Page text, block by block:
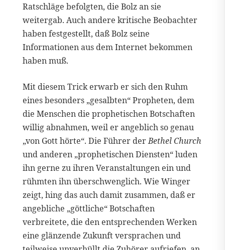
Ratschläge befolgten, die Bolz an sie
weitergab. Auch andere kritische Beobachter
haben festgestellt, daß Bolz seine
Informationen aus dem Internet bekommen
haben muß.
Mit diesem Trick erwarb er sich den Ruhm
eines besonders „gesalbten“ Propheten, dem
die Menschen die prophetischen Botschaften
willig abnahmen, weil er angeblich so genau
„von Gott hörte“. Die Führer derBethel Church
und anderen „prophetischen Diensten“ luden
ihn gerne zu ihren Veranstaltungen ein und
rühmten ihn überschwenglich. Wie Winger
zeigt, hing das auch damit zusammen, daß er
angebliche „göttliche“ Botschaften
verbreitete, die den entsprechenden Werken
eine glänzende Zukunft versprachen und